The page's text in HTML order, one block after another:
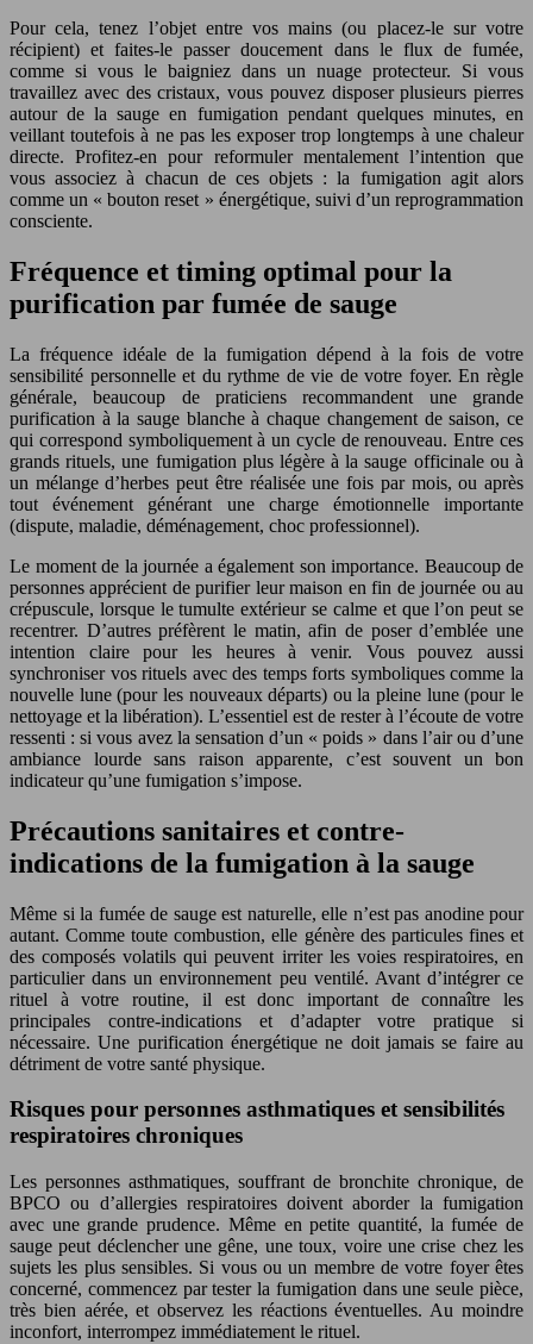
Pour cela, tenez l’objet entre vos mains (ou placez-le sur votre
récipient) et faites-le passer doucement dans le flux de fumée,
comme si vous le baigniez dans un nuage protecteur. Si vous
travaillez avec des cristaux, vous pouvez disposer plusieurs pierres
autour de la sauge en fumigation pendant quelques minutes, en
veillant toutefois à ne pas les exposer trop longtemps à une chaleur
directe. Profitez-en pour reformuler mentalement l’intention que
vous associez à chacun de ces objets : la fumigation agit alors
comme un « bouton reset » énergétique, suivi d’un reprogrammation
consciente.
Fréquence et timing optimal pour la
purification par fumée de sauge
La fréquence idéale de la fumigation dépend à la fois de votre
sensibilité personnelle et du rythme de vie de votre foyer. En règle
générale, beaucoup de praticiens recommandent une grande
purification à la sauge blanche à chaque changement de saison, ce
qui correspond symboliquement à un cycle de renouveau. Entre ces
grands rituels, une fumigation plus légère à la sauge officinale ou à
un mélange d’herbes peut être réalisée une fois par mois, ou après
tout événement générant une charge émotionnelle importante
(dispute, maladie, déménagement, choc professionnel).
Le moment de la journée a également son importance. Beaucoup de
personnes apprécient de purifier leur maison en fin de journée ou au
crépuscule, lorsque le tumulte extérieur se calme et que l’on peut se
recentrer. D’autres préfèrent le matin, afin de poser d’emblée une
intention claire pour les heures à venir. Vous pouvez aussi
synchroniser vos rituels avec des temps forts symboliques comme la
nouvelle lune (pour les nouveaux départs) ou la pleine lune (pour le
nettoyage et la libération). L’essentiel est de rester à l’écoute de votre
ressenti : si vous avez la sensation d’un « poids » dans l’air ou d’une
ambiance lourde sans raison apparente, c’est souvent un bon
indicateur qu’une fumigation s’impose.
Précautions sanitaires et contre-
indications de la fumigation à la sauge
Même si la fumée de sauge est naturelle, elle n’est pas anodine pour
autant. Comme toute combustion, elle génère des particules fines et
des composés volatils qui peuvent irriter les voies respiratoires, en
particulier dans un environnement peu ventilé. Avant d’intégrer ce
rituel à votre routine, il est donc important de connaître les
principales contre-indications et d’adapter votre pratique si
nécessaire. Une purification énergétique ne doit jamais se faire au
détriment de votre santé physique.
Risques pour personnes asthmatiques et sensibilités
respiratoires chroniques
Les personnes asthmatiques, souffrant de bronchite chronique, de
BPCO ou d’allergies respiratoires doivent aborder la fumigation
avec une grande prudence. Même en petite quantité, la fumée de
sauge peut déclencher une gêne, une toux, voire une crise chez les
sujets les plus sensibles. Si vous ou un membre de votre foyer êtes
concerné, commencez par tester la fumigation dans une seule pièce,
très bien aérée, et observez les réactions éventuelles. Au moindre
inconfort, interrompez immédiatement le rituel.